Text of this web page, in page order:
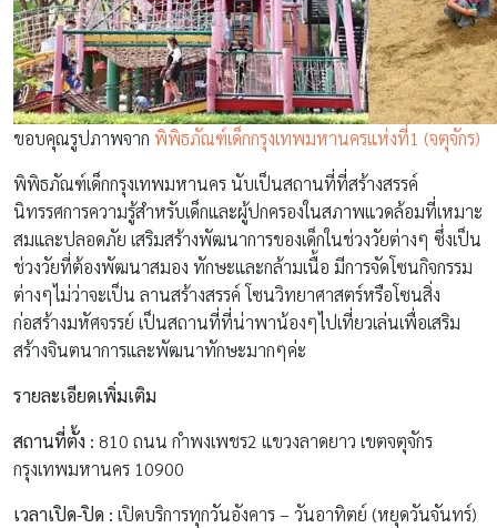
ขอบคุณรูปภาพจาก พิพิธภัณฑ์เด็กกรุงเทพมหานครแห่งที่1 (จตุจักร)
พิพิธภัณฑ์เด็กกรุงเทพมหานคร นับเป็นสถานที่ที่สร้างสรรค์
นิทรรศการความรู้สำหรับเด็กและผู้ปกครองในสภาพแวดล้อมที่เหมาะ
สมและปลอดภัย เสริมสร้างพัฒนาการของเด็กในช่วงวัยต่างๆ ซึ่งเป็น
ช่วงวัยที่ต้องพัฒนาสมอง ทักษะและกล้ามเนื้อ มีการจัดโซนกิจกรรม
ต่างๆไม่ว่าจะเป็น ลานสร้างสรรค์ โซนวิทยาศาสตร์หรือโซนสิ่ง
ก่อสร้างมหัศจรรย์ เป็นสถานที่ที่น่าพาน้องๆไปเที่ยวเล่นเพื่อเสริม
สร้างจินตนาการและพัฒนาทักษะมากๆค่ะ
รายละเอียดเพิ่มเติม
สถานที่ตั้ง : 810 ถนน กำพงเพชร2 แขวงลาดยาว เขตจตุจักร
กรุงเทพมหานคร 10900
เวลาเปิด-ปิด : เปิดบริการทุกวันอังคาร – วันอาทิตย์ (หยุดวันจันทร์)